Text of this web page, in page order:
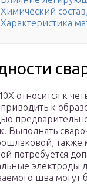
Химический
Характеристика
относится к
к
Выполнять
также
потребуется
электроды
шва могут